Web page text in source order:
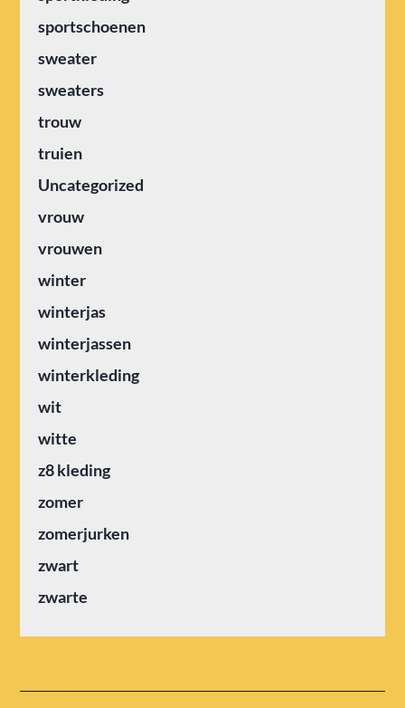
sportschoenen
sweater
sweaters
trouw
truien
Uncategorized
vrouw
vrouwen
winter
winterjas
winterjassen
winterkleding
wit
witte
z8 kleding
zomer
zomerjurken
zwart
zwarte